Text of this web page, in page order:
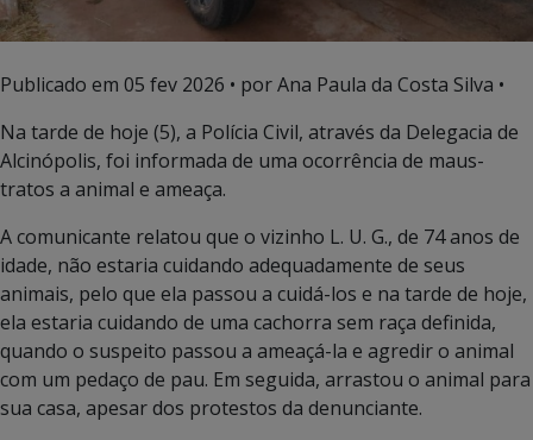
Publicado em 05 fev 2026 • por Ana Paula da Costa Silva •
Na tarde de hoje (5), a Polícia Civil, através da Delegacia de
Alcinópolis, foi informada de uma ocorrência de maus-
tratos a animal e ameaça.
A comunicante relatou que o vizinho L. U. G., de 74 anos de
idade, não estaria cuidando adequadamente de seus
animais, pelo que ela passou a cuidá-los e na tarde de hoje,
ela estaria cuidando de uma cachorra sem raça definida,
quando o suspeito passou a ameaçá-la e agredir o animal
com um pedaço de pau. Em seguida, arrastou o animal para
sua casa, apesar dos protestos da denunciante.